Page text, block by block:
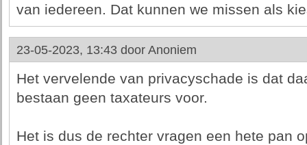
van iedereen. Dat kunnen we missen als
23-05-2023, 13:43 door Anoniem
Het vervelende van privacyschade is dat
bestaan geen taxateurs voor.
Het is dus de rechter vragen een hete pan